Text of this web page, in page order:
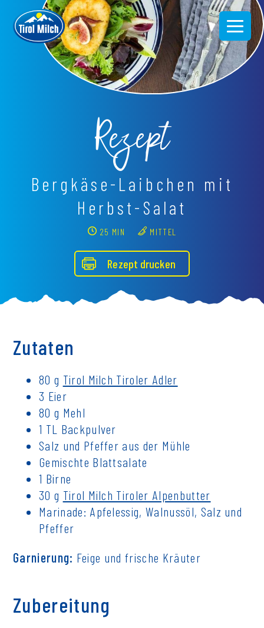
Direkt
zum
Inhalt
Rezept
Bergkäse-Laibchen mit
Herbst-Salat
25 MIN MITTEL
Rezept drucken
Zutaten
80 g Tirol Milch Tiroler Adler
3 Eier
80 g Mehl
1 TL Backpulver
Salz und Pfeffer aus der Mühle
Gemischte Blattsalate
1 Birne
30 g Tirol Milch Tiroler Alpenbutter
Marinade: Apfelessig, Walnussöl, Salz und
Pfeffer
Garnierung: Feige und frische Kräuter
Zubereitung